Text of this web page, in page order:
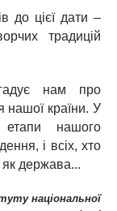
до цієї дати –
традицій
нам про
нашої країни. У
нашого
і всіх, хто
як держава...
національної